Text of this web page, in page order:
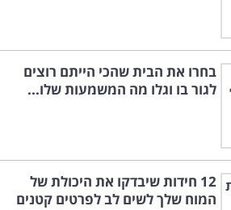
בחרו את הבית שהכי הייתם רוצים
לגור בו וגלו מה המשמעות שלו...
12 חידות שיבדקו את היכולת של
המוח שלך לשים לב לפרטים קטנים